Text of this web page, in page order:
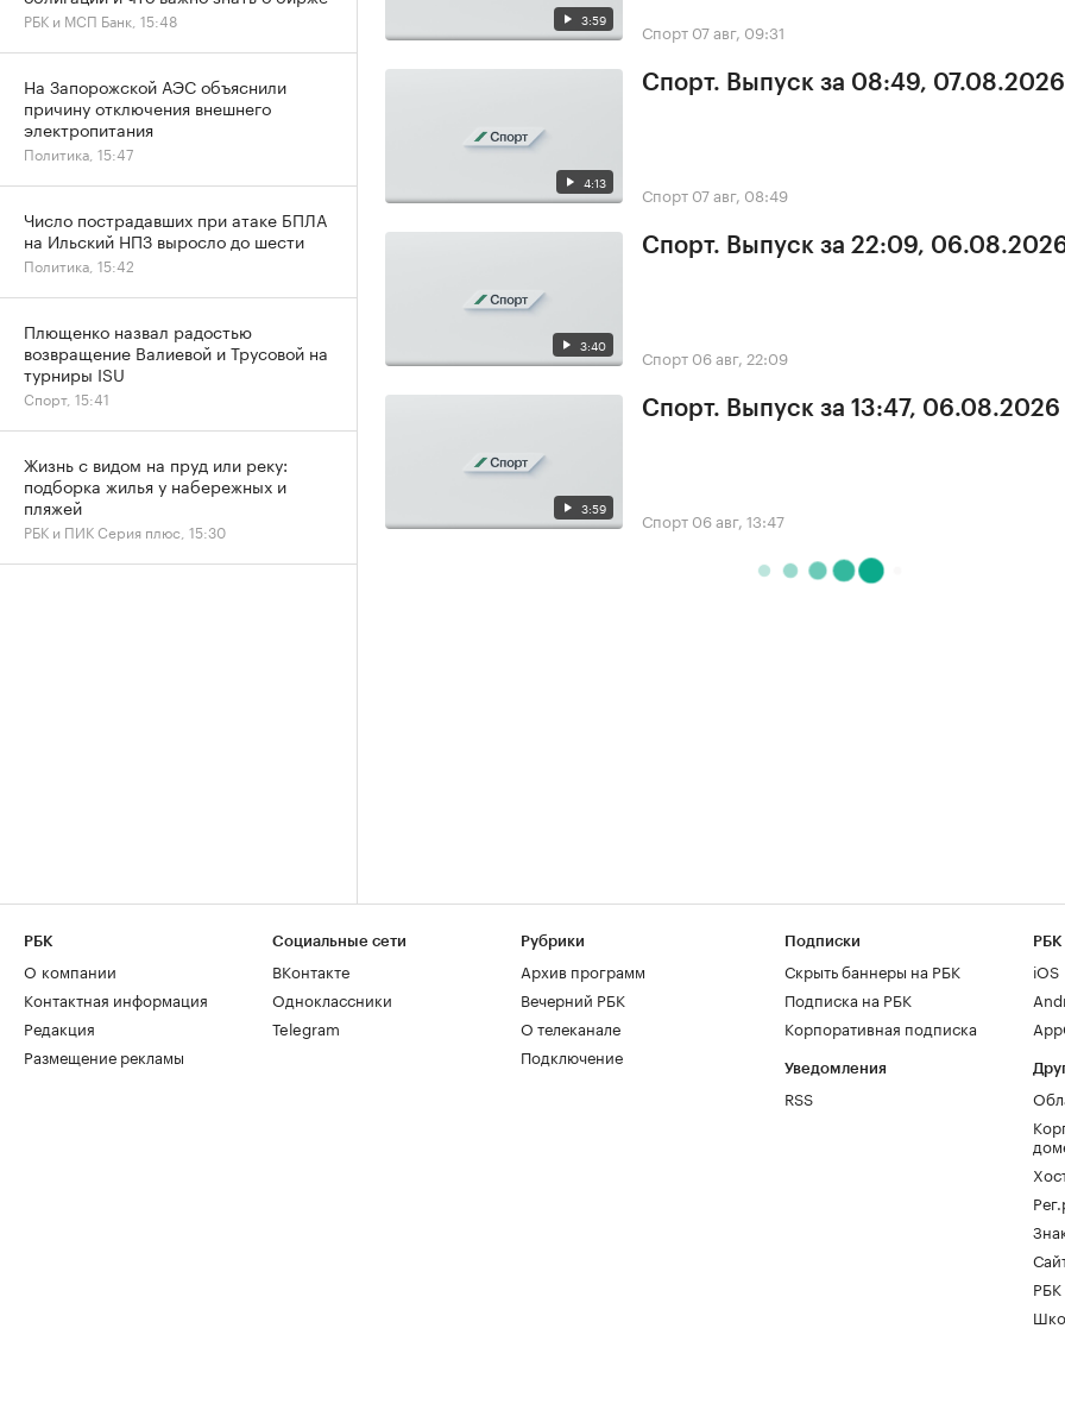
3:59 Спорт 07 авг, 09:31
4:13
Спорт. Выпуск за 08:49, 07.08.2026
Спорт 07 авг, 08:49
3:40
Спорт. Выпуск за 22:09,
Спорт 06 авг, 22:09
3:59
Спорт. Выпуск за 13:47, 06.08.2026
Спорт 06 авг, 13:47
РБК и МСП Банк, 15:48
На Запорожской АЭС объяснили
причину отключения внешнего
электропитания
Политика, 15:47
Число пострадавших при атаке БПЛА
на Ильский НПЗ выросло до шести
Политика, 15:42
Плющенко назвал радостью
возвращение Валиевой и Трусовой на
турниры ISU
Спорт, 15:41
Жизнь с видом на пруд или реку:
подборка жилья у набережных и
пляжей
РБК и ПИК Серия плюс, 15:30
РБК
О компании
Контактная информация
Редакция
Размещение рекламы
Социальные сети
ВКонтакте
Одноклассники
Telegram
Рубрики
Архив программ
Вечерний РБК
О телеканале
Подключение
Подписки
Скрыть баннеры на РБК
Подписка на РБК
Корпоративная подписка
Уведомления
RSS
РБК
iOS